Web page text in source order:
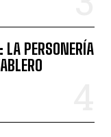
LA PERSONERÍA